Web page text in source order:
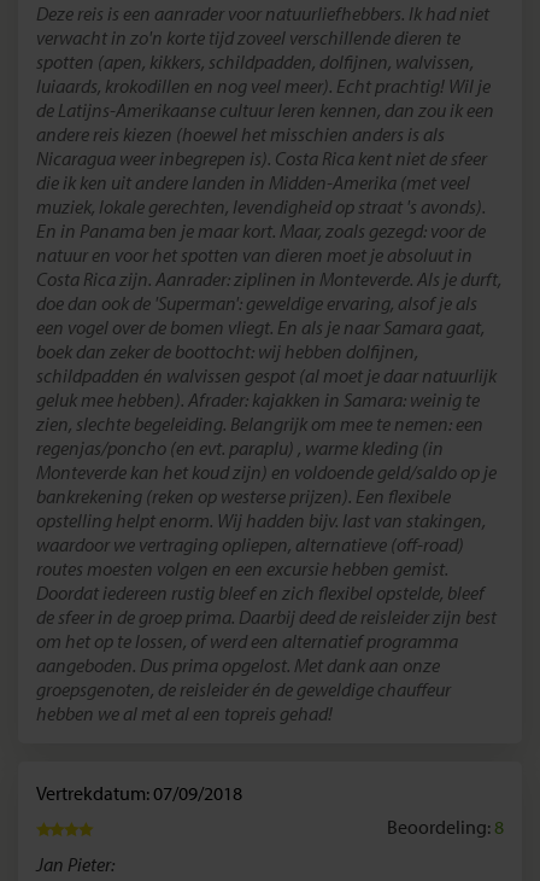
Deze reis is een aanrader voor natuurliefhebbers. Ik had niet
verwacht in zo'n korte tijd zoveel verschillende dieren te
spotten (apen, kikkers, schildpadden, dolfijnen, walvissen,
luiaards, krokodillen en nog veel meer). Echt prachtig! Wil je
de Latijns-Amerikaanse cultuur leren kennen, dan zou ik een
andere reis kiezen (hoewel het misschien anders is als
Nicaragua weer inbegrepen is). Costa Rica kent niet de sfeer
die ik ken uit andere landen in Midden-Amerika (met veel
muziek, lokale gerechten, levendigheid op straat 's avonds).
En in Panama ben je maar kort. Maar, zoals gezegd: voor de
natuur en voor het spotten van dieren moet je absoluut in
Costa Rica zijn. Aanrader: ziplinen in Monteverde. Als je durft,
doe dan ook de 'Superman': geweldige ervaring, alsof je als
een vogel over de bomen vliegt. En als je naar Samara gaat,
boek dan zeker de boottocht: wij hebben dolfijnen,
schildpadden én walvissen gespot (al moet je daar natuurlijk
geluk mee hebben). Afrader: kajakken in Samara: weinig te
zien, slechte begeleiding. Belangrijk om mee te nemen: een
regenjas/poncho (en evt. paraplu) , warme kleding (in
Monteverde kan het koud zijn) en voldoende geld/saldo op je
bankrekening (reken op westerse prijzen). Een flexibele
opstelling helpt enorm. Wij hadden bijv. last van stakingen,
waardoor we vertraging opliepen, alternatieve (off-road)
routes moesten volgen en een excursie hebben gemist.
Doordat iedereen rustig bleef en zich flexibel opstelde, bleef
de sfeer in de groep prima. Daarbij deed de reisleider zijn best
om het op te lossen, of werd een alternatief programma
aangeboden. Dus prima opgelost. Met dank aan onze
groepsgenoten, de reisleider én de geweldige chauffeur
hebben we al met al een topreis gehad!
Vertrekdatum: 07/09/2018
Beoordeling: 8
Jan Pieter: